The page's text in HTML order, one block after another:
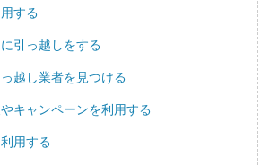
する
引っ越しをする
越し業者を見つける
キャンペーンを利用する
用する